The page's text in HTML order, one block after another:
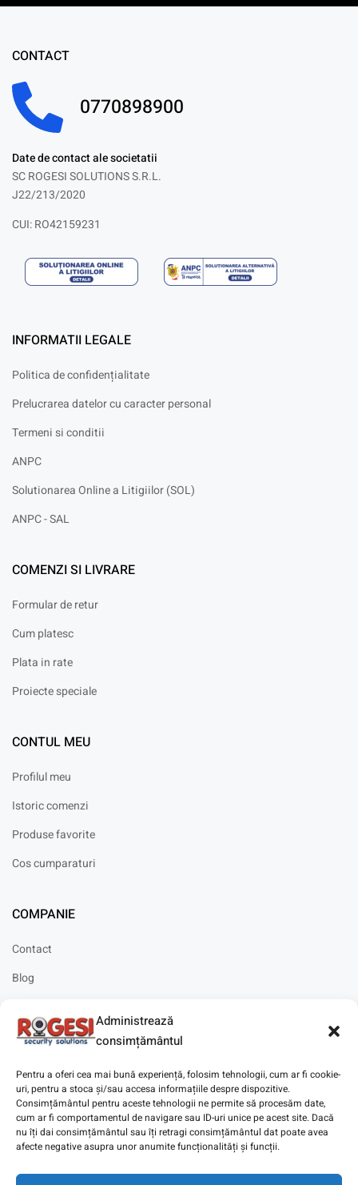
Administrează
consimțământul
Pentru a oferi cea mai bună experiență, folosim tehnologii, cum ar fi cookie-
uri, pentru a stoca și/sau accesa informațiile despre dispozitive.
Consimțământul pentru aceste tehnologii ne permite să procesăm date,
cum ar fi comportamentul de navigare sau ID-uri unice pe acest site. Dacă
nu îți dai consimțământul sau îți retragi consimțământul dat poate avea
afecte negative asupra unor anumite funcționalități și funcții.
CONTACT
0770898900
Date de contact ale societatii
SC ROGESI SOLUTIONS S.R.L.
J22/213/2020
CUI: RO42159231
INFORMATII LEGALE
Politica de confidențialitate
Prelucrarea datelor cu caracter personal
Termeni si conditii
ANPC
Solutionarea Online a Litigiilor (SOL)
ANPC - SAL
COMENZI SI LIVRARE
Formular de retur
Cum platesc
Plata in rate
Proiecte speciale
CONTUL MEU
Profilul meu
Istoric comenzi
Produse favorite
Cos cumparaturi
COMPANIE
Contact
Blog
Solicitare instalare
Copyright © 2025Digitaz.